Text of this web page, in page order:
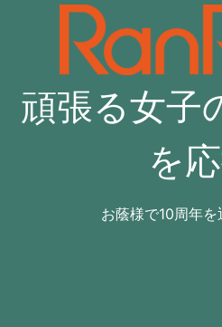
頑張る女子
を
お蔭様で10周年を